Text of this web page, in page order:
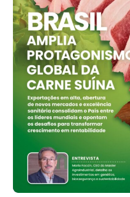
cx
Ovo Vermelho - Regional
Vermelho
R$ 159,31
cx
Ovo Branco - Regional
Bastos (SP)
R$ 134,42
cx
Ovo Vermelho - Regional
Bastos (SP)
R$ 148,56
cx